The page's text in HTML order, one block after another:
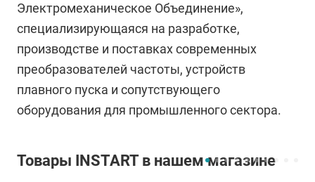
Электромеханическое Объединение»,
специализирующаяся на разработке,
производстве и поставках современных
преобразователей частоты, устройств
плавного пуска и сопутствующего
оборудования для промышленного сектора.
Товары INSTART в нашем магазине